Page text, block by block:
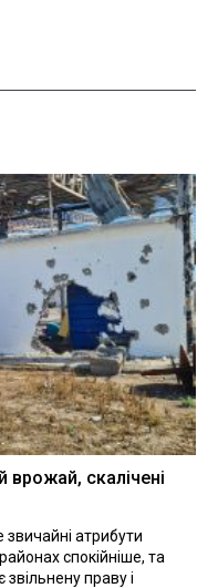
скалічені
атрибути
спокійніше, та
праву і